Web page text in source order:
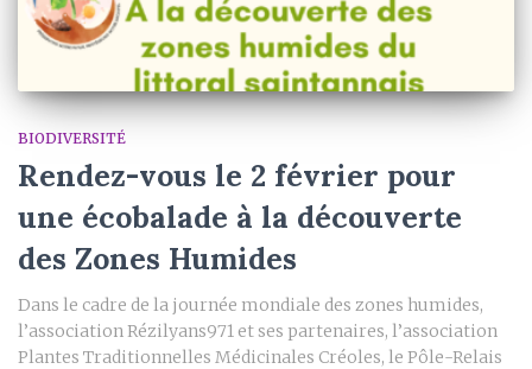
BIODIVERSITÉ
Rendez-vous le 2 février pour
une écobalade à la découverte
des Zones Humides
Dans le cadre de la journée mondiale des zones humides,
l’association Rézilyans971 et ses partenaires, l’association
Plantes Traditionnelles Médicinales Créoles, le Pôle-Relais